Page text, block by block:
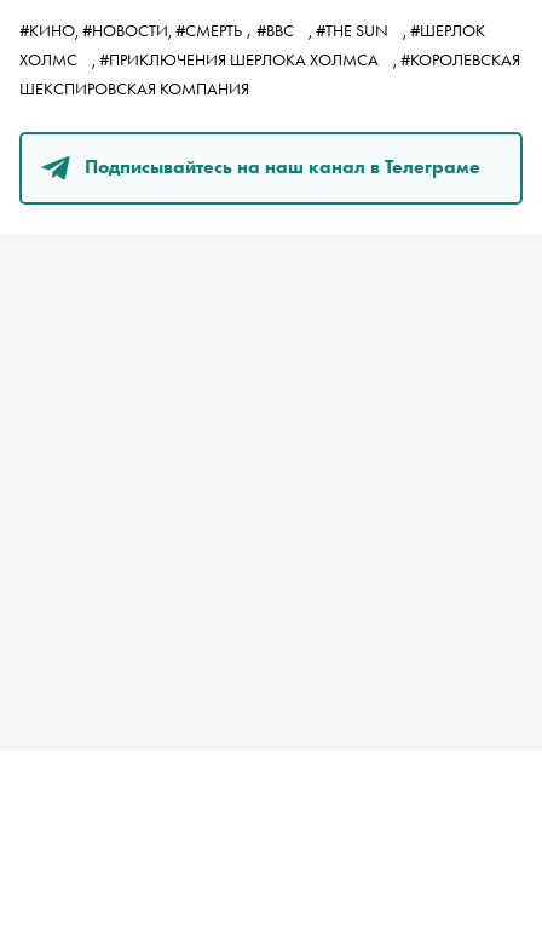
#КИНО, #НОВОСТИ, #СМЕРТЬ , #BBC , #THE SUN , #ШЕРЛОК
ХОЛМС
, #ПРИКЛЮЧЕНИЯ ШЕРЛОКА ХОЛМСА , #КОРОЛЕВСКАЯ
ШЕКСПИРОВСКАЯ КОМПАНИЯ
Подписывайтесь на наш канал в Телеграме